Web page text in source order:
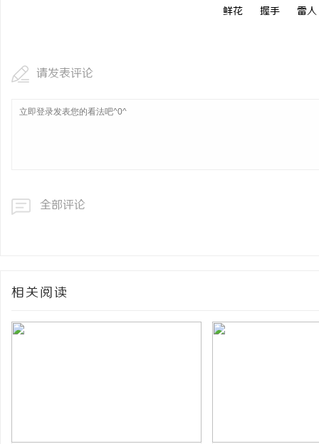
鲜花 握手 雷人
请发表评论
全部评论
相关阅读